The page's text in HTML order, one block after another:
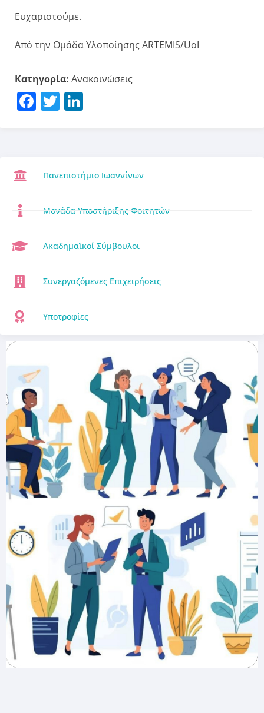
Ευχαριστούμε.
Από την Ομάδα Υλοποίησης ARTEMIS/UoI
Κατηγορία: Ανακοινώσεις
Facebook
Twitter
Πανεπιστήμιο Ιωαννίνων
Μονάδα Υποστήριξης Φοιτητών
Ακαδημαϊκοί Σύμβουλοι
Συνεργαζόμενες Επιχειρήσεις
Υποτροφίες